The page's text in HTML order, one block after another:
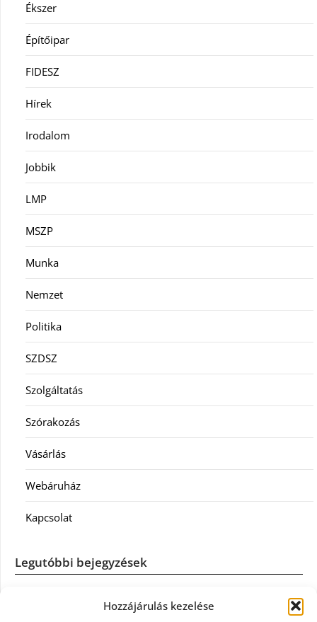
Hozzájárulás kezelése
Ékszer
Építőipar
FIDESZ
Hírek
Irodalom
Jobbik
LMP
MSZP
Munka
Nemzet
Politika
SZDSZ
Szolgáltatás
Szórakozás
Vásárlás
Webáruház
Kapcsolat
Legutóbbi bejegyzések
Casco szélvédőcsere: mikor éri meg a biztosítást igénybe